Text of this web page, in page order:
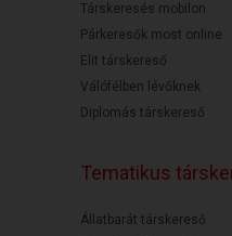
Társkeresés mobilon
Párkeresők most online
Elit társkereső
Válófélben lévőknek
Diplomás társkereső
Tematikus
Állatbarát társkereső